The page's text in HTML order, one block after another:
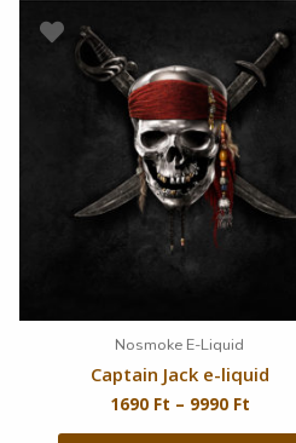
Nosmoke E-Liquid
Captain Jack e-liquid
1690 Ft – 9990 Ft